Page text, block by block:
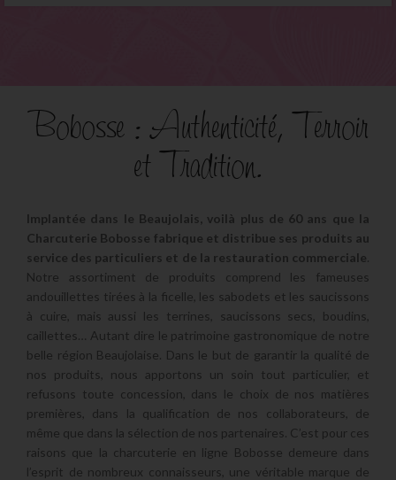
Bobosse : Authenticité, Terroir
et Tradition.
Implantée dans le Beaujolais, voilà plus de 60 ans que la
Charcuterie Bobosse fabrique et distribue ses produits au
service des particuliers et de la restauration commerciale
Notre assortiment de produits comprend les fameuses
andouillettes tirées à la ficelle, les sabodets et les saucissons
à cuire, mais aussi les terrines, saucissons secs, boudins,
caillettes… Autant dire le patrimoine gastronomique de notre
belle région Beaujolaise. Dans le but de garantir la qualité de
nos produits, nous apportons un soin tout particulier, et
refusons toute concession, dans le choix de nos matières
premières, dans la qualification de nos collaborateurs, de
même que dans la sélection de nos partenaires. C’est pour ces
raisons que la charcuterie en ligne Bobosse demeure dans
l’esprit de nombreux connaisseurs, une véritable marque de